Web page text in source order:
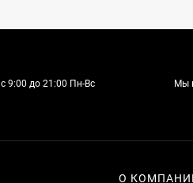
с 9:00 до 21:00 Пн-Вс Мы
О